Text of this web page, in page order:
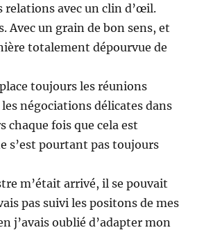
relations avec un clin d’œil.
Avec un grain de bon sens, et
totalement dépourvue de
toujours les réunions
négociations délicates dans
chaque fois que cela est
s’est pourtant pas toujours
m’était arrivé, il se pouvait
pas suivi les positons de mes
j’avais oublié d’adapter mon